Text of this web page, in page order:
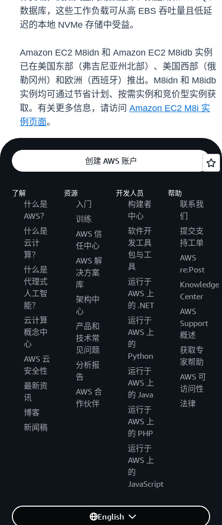
数据库，这些工作负载可从高 EBS 吞吐量且低延
迟的本地 NVMe 存储中受益。
Amazon EC2 M8idn 和 Amazon EC2 M8idb 实例
已在美国东部（弗吉尼亚州北部）、美国西部（俄
勒冈州）和欧洲（西班牙）推出。M8idn 和 M8idb
实例均可通过节省计划、按需实例和竞价型实例获
取。有关更多信息，请访问 Amazon EC2 M8i 实
例页面。
创建 AWS 账户
了解
什么是
AWS？
什么是
云计
算？
什么是
代理式
人工智
能？
云计算
概念中
心
AWS 云
安全性
最新资
讯
博客
新闻稿
资源
入门
训练
AWS 信
任中心
AWS 解
决方案
库
架构中
心
产品和
技术常
见问题
分析报
告
AWS 合
作伙伴
开发人员
构建者
中心
软件开
发工具
包与工
具
运行于
AWS 上
的 .NET
运行于
AWS 上
的
Python
运行于
AWS 上
的 Java
运行于
AWS 上
的 PHP
运行于
AWS 上
的
JavaScript
帮助
联系我
们
提交支
持工单
AWS
re:Post
Knowledge
Center
AWS
Support
概述
获取专
家帮助
AWS 可
访问性
法律
English